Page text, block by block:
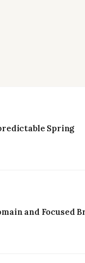
Spring
and Focused